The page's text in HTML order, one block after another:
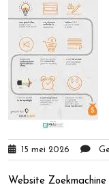
15 mei 2026
Website